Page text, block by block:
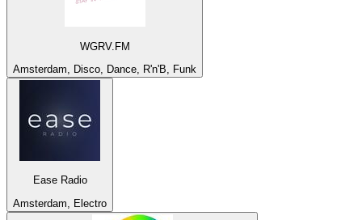
WGRV.FM
Amsterdam, Disco, Dance, R'n'B, Funk
Ease Radio
Amsterdam, Electro